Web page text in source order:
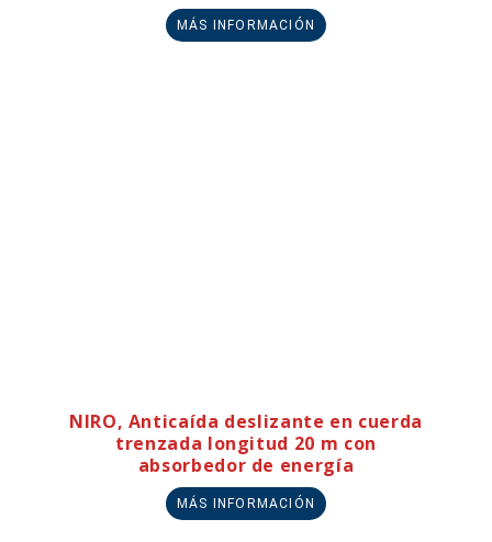
MÁS INFORMACIÓN
NIRO, Anticaída deslizante en cuerda
trenzada longitud 20 m con
absorbedor de energía
MÁS INFORMACIÓN